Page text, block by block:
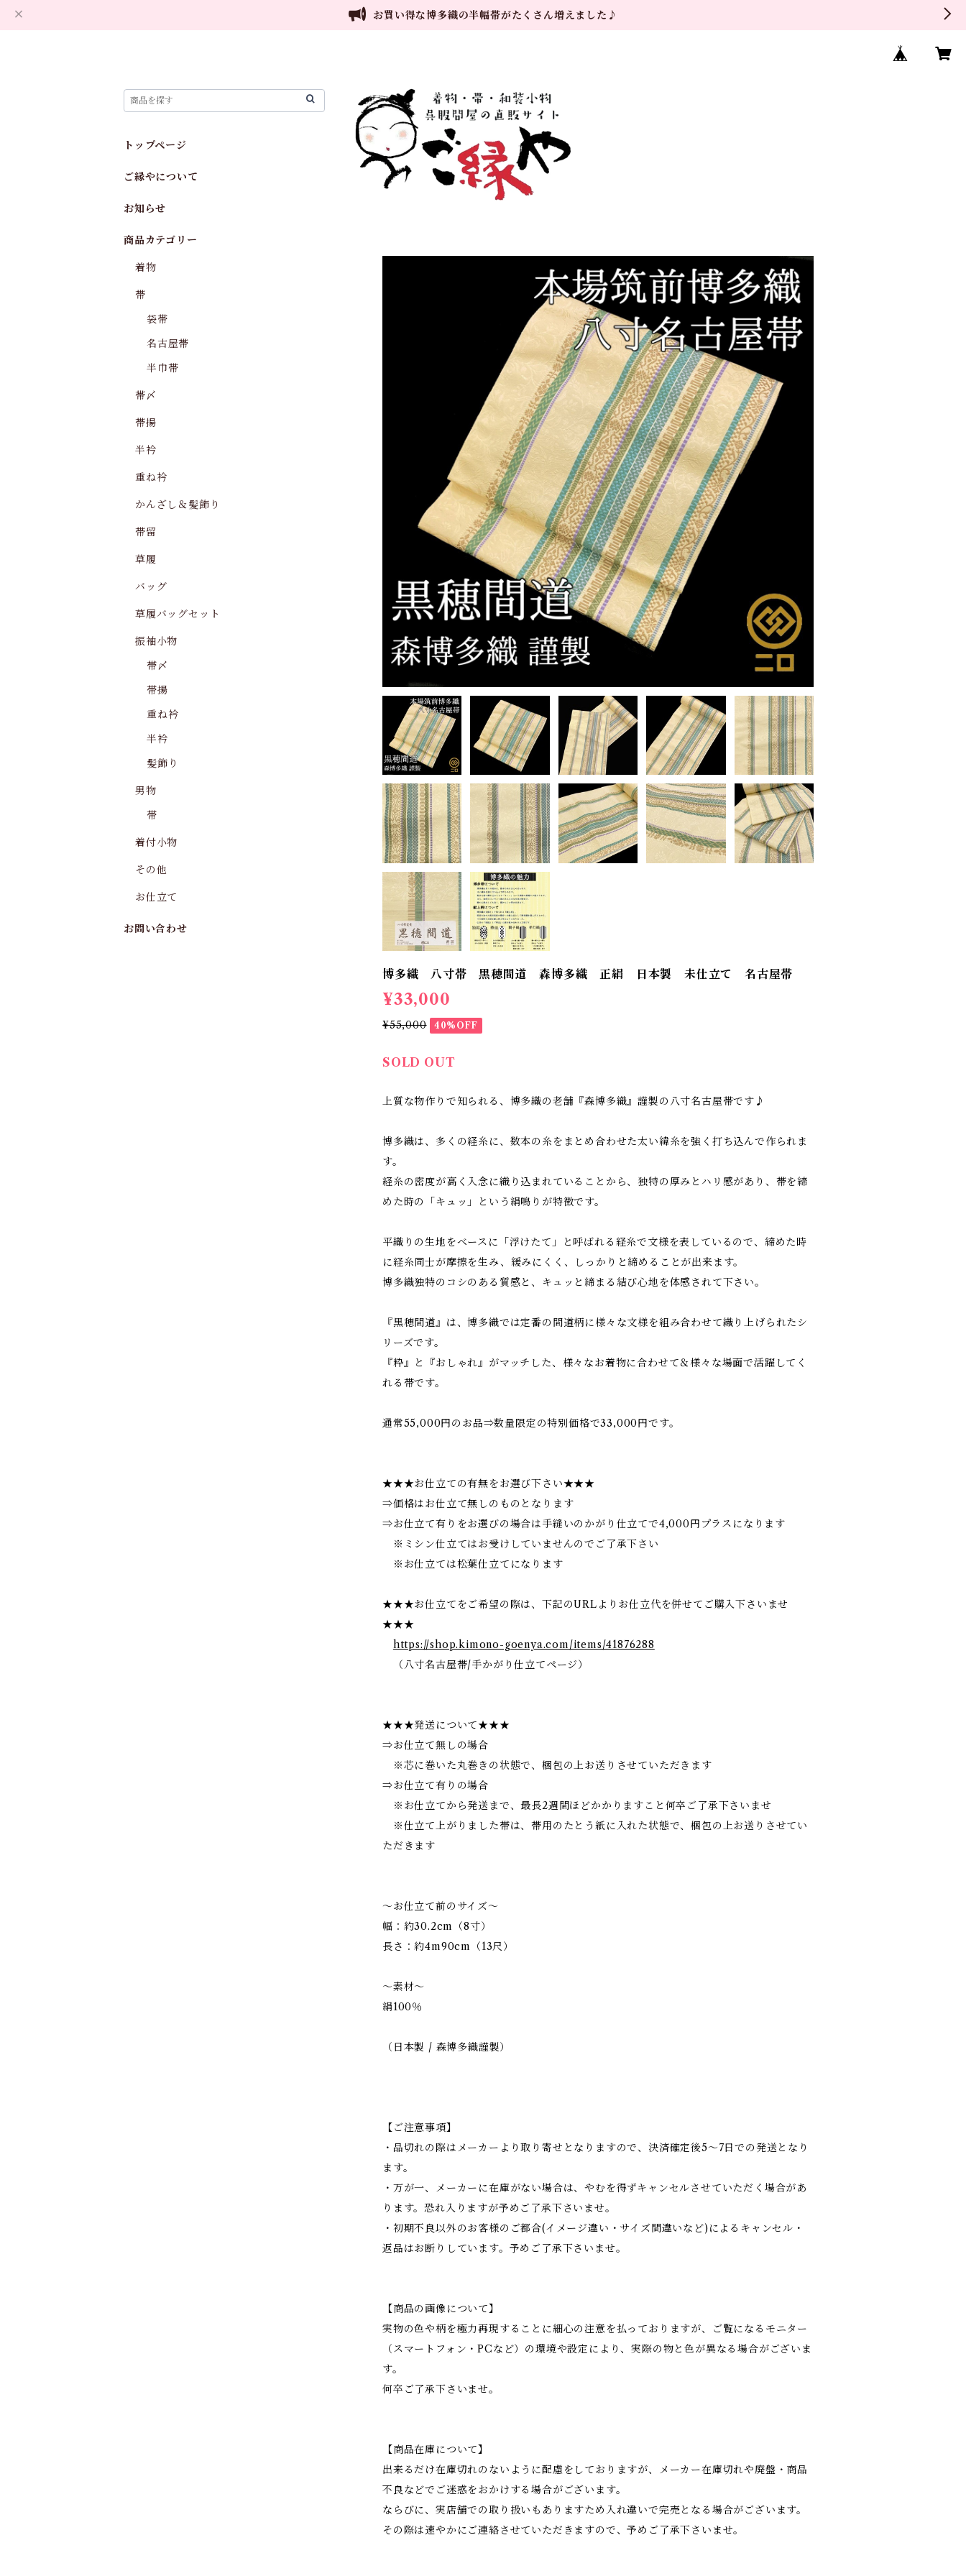
お買い得な博多織の半幅帯がたくさん増えました♪
博多織 八寸帯 黒穂間道 森博多織 正絹 日本製 未仕立て 名古屋帯
¥33,000
¥55,000 40%OFF
SOLD OUT
上質な物作りで知られる、博多織の老舗『森博多織』謹製の八寸名古屋帯です♪
博多織は、多くの経糸に、数本の糸をまとめ合わせた太い緯糸を強く打ち込んで作られま
す。
経糸の密度が高く入念に織り込まれていることから、独特の厚みとハリ感があり、帯を締
めた時の「キュッ」という絹鳴りが特徴です。
平織りの生地をベースに「浮けたて」と呼ばれる経糸で文様を表しているので、締めた時
に経糸同士が摩擦を生み、緩みにくく、しっかりと締めることが出来ます。
博多織独特のコシのある質感と、キュッと締まる結び心地を体感されて下さい。
『黒穂間道』は、博多織では定番の間道柄に様々な文様を組み合わせて織り上げられたシ
リーズです。
『粋』と『おしゃれ』がマッチした、様々なお着物に合わせて＆様々な場面で活躍してく
れる帯です。
通常55,000円のお品⇒数量限定の特別価格で33,000円です。
★★★お仕立ての有無をお選び下さい★★★
⇒価格はお仕立て無しのものとなります
⇒お仕立て有りをお選びの場合は手縫いのかがり仕立てで4,000円プラスになります
※ミシン仕立てはお受けしていませんのでご了承下さい
※お仕立ては松葉仕立てになります
★★★お仕立てをご希望の際は、下記のURLよりお仕立代を併せてご購入下さいませ
★★★
https://shop.kimono-goenya.com/items/41876288
（八寸名古屋帯/手かがり仕立てページ）
★★★発送について★★★
⇒お仕立て無しの場合
※芯に巻いた丸巻きの状態で、梱包の上お送りさせていただきます
⇒お仕立て有りの場合
※お仕立てから発送まで、最長2週間ほどかかりますこと何卒ご了承下さいませ
※仕立て上がりました帯は、帯用のたとう紙に入れた状態で、梱包の上お送りさせてい
ただきます
～お仕立て前のサイズ～
幅：約30.2cm（8寸）
長さ：約4m90cm（13尺）
～素材～
絹100％
（日本製 / 森博多織謹製）
【ご注意事項】
・品切れの際はメーカーより取り寄せとなりますので、決済確定後5～7日での発送となり
ます。
・万が一、メーカーに在庫がない場合は、やむを得ずキャンセルさせていただく場合があ
ります。恐れ入りますが予めご了承下さいませ。
・初期不良以外のお客様のご都合(イメージ違い・サイズ間違いなど)によるキャンセル・
返品はお断りしています。予めご了承下さいませ。
【商品の画像について】
実物の色や柄を極力再現することに細心の注意を払っておりますが、ご覧になるモニター
（スマートフォン・PCなど）の環境や設定により、実際の物と色が異なる場合がございま
す。
何卒ご了承下さいませ。
【商品在庫について】
出来るだけ在庫切れのないように配慮をしておりますが、メーカー在庫切れや廃盤・商品
不良などでご迷惑をおかけする場合がございます。
ならびに、実店舗での取り扱いもありますため入れ違いで完売となる場合がございます。
その際は速やかにご連絡させていただきますので、予めご了承下さいませ。
トップページ
ご縁やについて
お知らせ
商品カテゴリー
着物
帯
袋帯
名古屋帯
半巾帯
帯〆
帯揚
半衿
重ね衿
かんざし＆髪飾り
帯留
草履
バッグ
草履バッグセット
振袖小物
帯〆
帯揚
重ね衿
半衿
髪飾り
男物
帯
着付小物
その他
お仕立て
お問い合わせ